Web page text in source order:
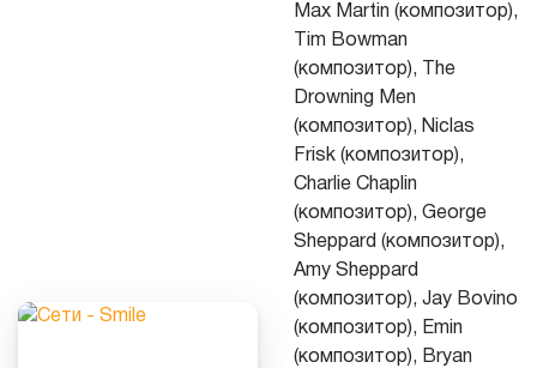
Max Martin (композитор),
Tim Bowman
(композитор), The
Drowning Men
(композитор), Niclas
Frisk (композитор),
Charlie Chaplin
(композитор), George
Sheppard (композитор),
Amy Sheppard
(композитор), Jay Bovino
(композитор), Emin
(композитор), Bryan